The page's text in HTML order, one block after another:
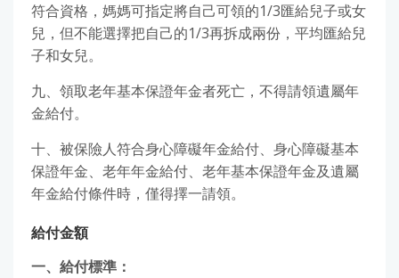
符合資格，媽媽可指定將自己可領的1/3匯給兒子或女
兒，但不能選擇把自己的1/3再拆成兩份，平均匯給兒
子和女兒。
九、領取老年基本保證年金者死亡，不得請領遺屬年
金給付。
十、被保險人符合身心障礙年金給付、身心障礙基本
保證年金、老年年金給付、老年基本保證年金及遺屬
年金給付條件時，僅得擇一請領。
給付金額
一、給付標準：